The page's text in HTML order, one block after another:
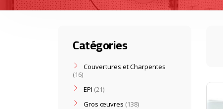
Catégories
Couvertures et Charpentes
16
EPI 21
Gros œuvres 138